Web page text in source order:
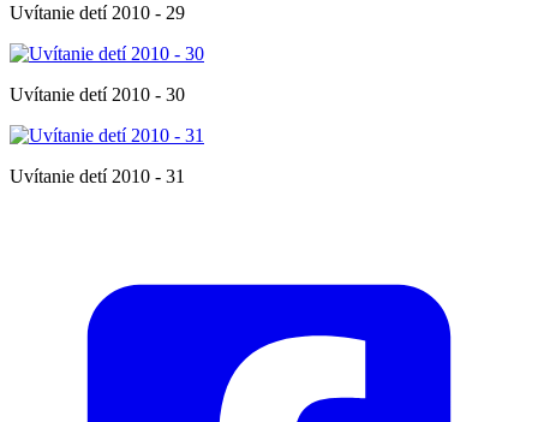
Uvítanie detí 2010 - 29
Uvítanie detí 2010 - 30
Uvítanie detí 2010 - 31